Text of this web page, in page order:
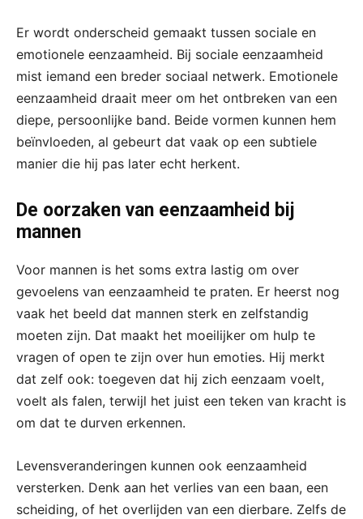
Er wordt onderscheid gemaakt tussen sociale en
emotionele eenzaamheid. Bij sociale eenzaamheid
mist iemand een breder sociaal netwerk. Emotionele
eenzaamheid draait meer om het ontbreken van een
diepe, persoonlijke band. Beide vormen kunnen hem
beïnvloeden, al gebeurt dat vaak op een subtiele
manier die hij pas later echt herkent.
De oorzaken van eenzaamheid bij
mannen
Voor mannen is het soms extra lastig om over
gevoelens van eenzaamheid te praten. Er heerst nog
vaak het beeld dat mannen sterk en zelfstandig
moeten zijn. Dat maakt het moeilijker om hulp te
vragen of open te zijn over hun emoties. Hij merkt
dat zelf ook: toegeven dat hij zich eenzaam voelt,
voelt als falen, terwijl het juist een teken van kracht is
om dat te durven erkennen.
Levensveranderingen kunnen ook eenzaamheid
versterken. Denk aan het verlies van een baan, een
scheiding, of het overlijden van een dierbare. Zelfs de